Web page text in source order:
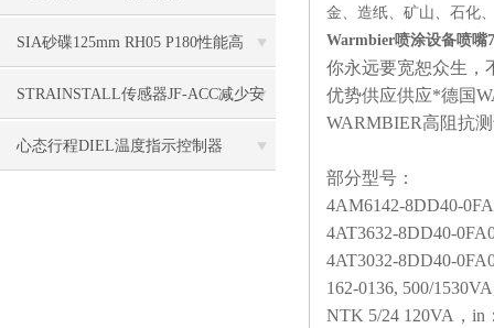
VCS09611SKEBZ420
SIA砂碟125mm RH05 P180性能高
STRAINSTALL传感器JF-ACC减少安
装时间
心态行程DIEL温度指示控制器
金、造纸、矿山、石化
Warmbier喷涂设备喷嘴
你永远要宽恕众生，
优势供应供应*德国
WARMBIER高阻抗
部分型号：
4AM6142-8DD40-
4AT3632-8DD40-
4AT3032-8DD40-
162-0136, 500/
NTK 5/24 120VA ，